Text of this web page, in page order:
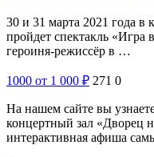
30 и 31 марта 2021 года в
пройдет спектакль
героиня-режиссёр в …
1000 от 1 000 ₽ 271 0
На нашем сайте вы
концертный зал «Дворец
интерактивная афиша